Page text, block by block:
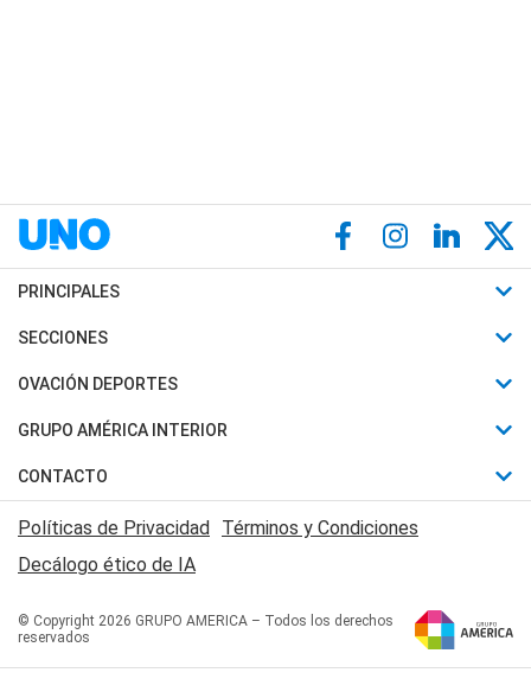
PRINCIPALES
Últimas Noticias
Política
Judiciales
Economia
SECCIONES
Horóscopo
Motores
Trucos caseros
Series y Películas
Edictos y Solicitadas
OVACIÓN DEPORTES
Fútbol
Mundial
Automovilismo
Rugby
Básquet
GRUPO AMÉRICA INTERIOR
Canal 7 en Vivo
San Juan 8
CONTACTO
Acerca de Nosotros
Contactanos
Políticas de Privacidad Términos y Condiciones
Decálogo ético de IA
© Copyright 2026 GRUPO AMERICA – Todos los derechos
reservados